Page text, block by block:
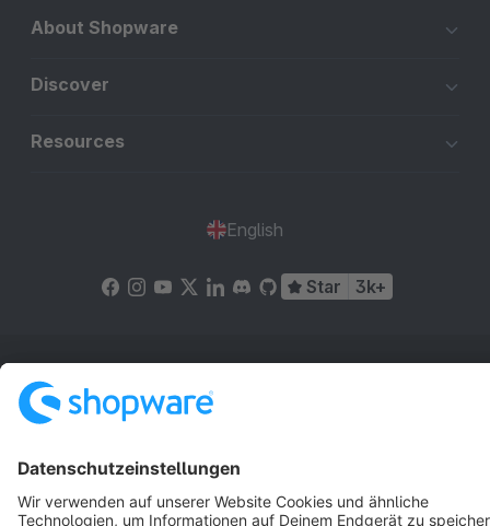
About Shopware
Discover
Resources
English
Star 3k+
Terms & Conditions
Copyright © shopware AG - All rights reserved
Notice: * All prices are quoted net of the statutory value-added tax